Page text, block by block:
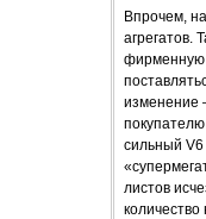
Впрочем,
агрегатов.
фирменную
изменение
сильный
листов